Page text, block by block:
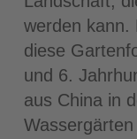
werden kann.
diese
und 6.
aus China in